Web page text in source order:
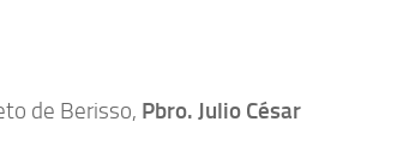
de Berisso, Pbro. Julio César